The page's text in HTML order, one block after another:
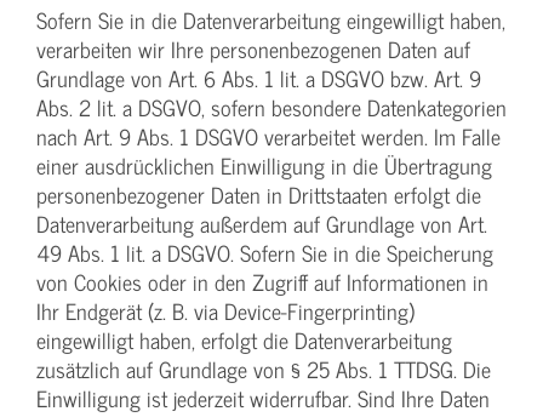
Sofern Sie in die Datenverarbeitung eingewilligt haben,
verarbeiten wir Ihre personenbezogenen Daten auf
Grundlage von Art. 6 Abs. 1 lit. a DSGVO bzw. Art. 9
Abs. 2 lit. a DSGVO, sofern besondere Datenkategorien
nach Art. 9 Abs. 1 DSGVO verarbeitet werden. Im Falle
einer ausdrücklichen Einwilligung in die Übertragung
personenbezogener Daten in Drittstaaten erfolgt die
Datenverarbeitung außerdem auf Grundlage von Art.
49 Abs. 1 lit. a DSGVO. Sofern Sie in die Speicherung
von Cookies oder in den Zugriff auf Informationen in
Ihr Endgerät (z. B. via Device-Fingerprinting)
eingewilligt haben, erfolgt die Datenverarbeitung
zusätzlich auf Grundlage von § 25 Abs. 1 TTDSG. Die
Einwilligung ist jederzeit widerrufbar. Sind Ihre Daten